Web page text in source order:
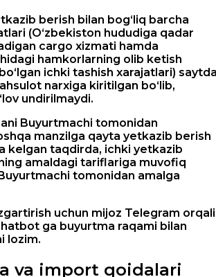
berish bilan bog‘liq barcha
(O‘zbekiston hududiga qadar
cargo xizmati hamda
hamkorlarning olib ketish
ichki tashish xarajatlari)
narxiga kiritilgan bo‘lib,
undirilmaydi.
Buyurtmachi tomonidan
manzilga qayta yetkazib berish
kelgan taqdirda, ichki yetkazib
amaldagi tariflariga muvofiq
tomonidan amalga
uchun mijoz Telegram orqali
ga buyurtma raqami bilan
lozim.
va import qoidalari